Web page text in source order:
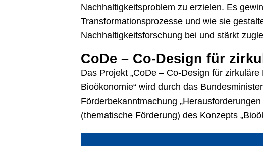
Nachhaltigkeitsproblem zu erzielen. Es
Transformationsprozesse und wie sie
Nachhaltigkeitsforschung bei und stärkt
CoDe – Co-Design für
Das Projekt „CoDe – Co-Design für
Bioökonomie“ wird durch das
Förderbekanntmachung
(thematische Förderung) des Konzepts